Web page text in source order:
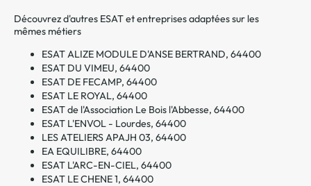
Découvrez d'autres ESAT et entreprises adaptées sur les
mêmes métiers
ESAT ALIZE MODULE D'ANSE BERTRAND, 64400
ESAT DU VIMEU, 64400
ESAT DE FECAMP, 64400
ESAT LE ROYAL, 64400
ESAT de l'Association Le Bois l'Abbesse, 64400
ESAT L'ENVOL - Lourdes, 64400
LES ATELIERS APAJH 03, 64400
EA EQUILIBRE, 64400
ESAT L'ARC-EN-CIEL, 64400
ESAT LE CHENE 1, 64400